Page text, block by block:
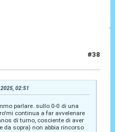
#38
02:51
parlare..sullo 0-0 di una
continua a far avvelenare
di turno, cosciente di aver
da sopra) non abbia rincorso